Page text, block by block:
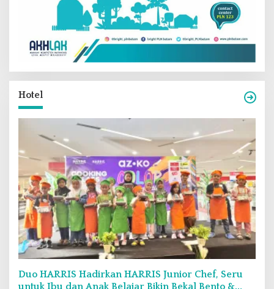
Hotel
Duo HARRIS Hadirkan HARRIS Junior Chef, Seru
untuk Ibu dan Anak Belajar Bikin Bekal Bento &